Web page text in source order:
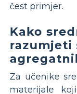
čest primjer.
Kako
razumjeti
Za učenike
materijale